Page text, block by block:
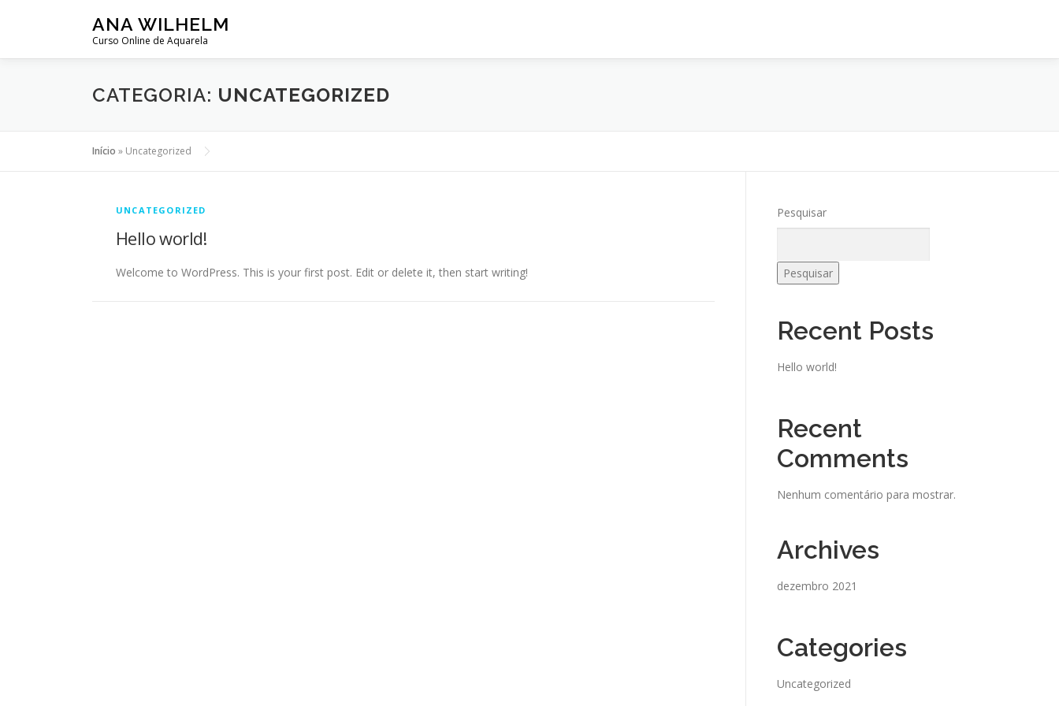
conteúdo
ANA WILHELM
Curso Online de Aquarela
CATEGORIA: UNCATEGORIZED
Início » Uncategorized
UNCATEGORIZED
Hello world!
Welcome to WordPress. This is your first post. Edit or delete it, then start writing!
Pesquisar
Pesquisar
Recent Posts
Hello world!
Recent
Comments
Nenhum comentário para mostrar.
Archives
dezembro 2021
Categories
Uncategorized